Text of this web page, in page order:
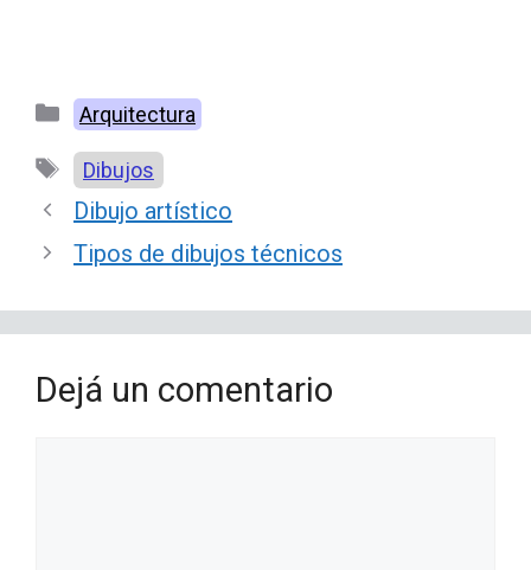
Categorías
Arquitectura
Etiquetas
Dibujos
Dibujo artístico
Tipos de dibujos técnicos
Dejá un comentario